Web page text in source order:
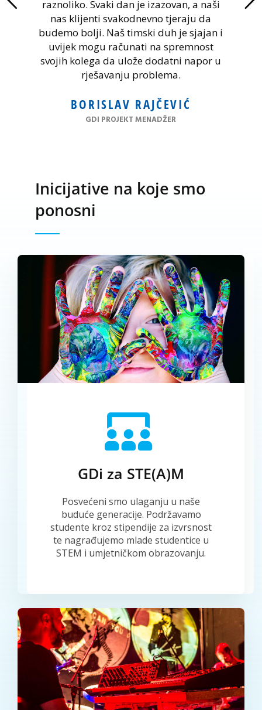
raznoliko. Svaki dan je izazovan, a naši
nas klijenti svakodnevno tjeraju da
budemo bolji. Naš timski duh je sjajan i
uvijek mogu računati na spremnost
svojih kolega da ulože dodatni napor u
rješavanju problema.
BORISLAV RAJČEVIĆ
GDI PROJEKT MENADŽER
Inicijative na koje smo
ponosni
GDi za STE(A)M
Posvećeni smo ulaganju u naše
buduće generacije. Podržavamo
studente kroz stipendije za izvrsnost
te nagrađujemo mlade studentice u
STEM i umjetničkom obrazovanju.